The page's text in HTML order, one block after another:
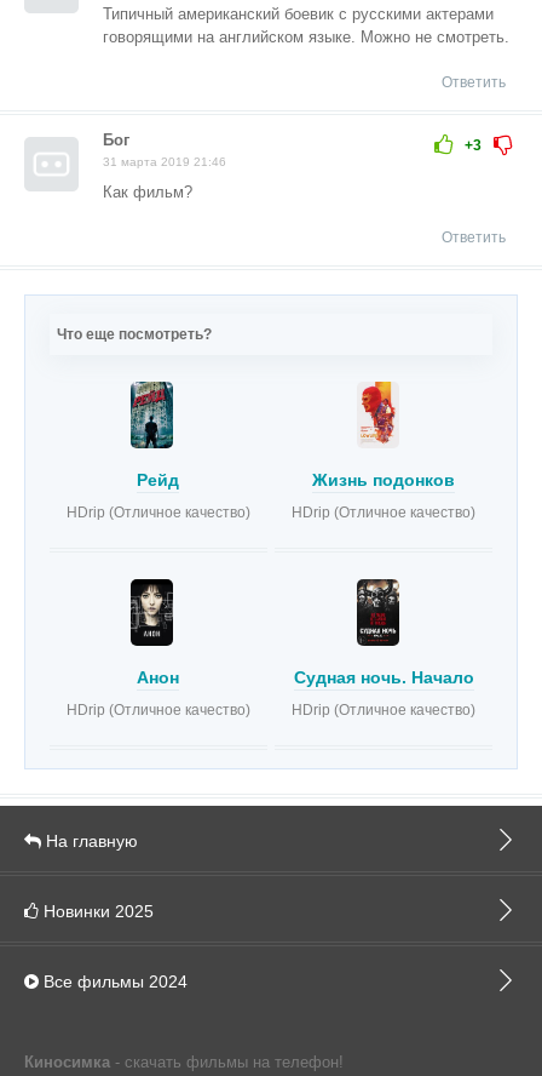
Типичный американский боевик с русскими актерами
говорящими на английском языке. Можно не смотреть.
Ответить
+3
Бог
31 марта 2019 21:46
Как фильм?
Ответить
Что еще посмотреть?
Рейд
HDrip (Отличное качество)
Жизнь подонков
HDrip (Отличное качество)
Анон
HDrip (Отличное качество)
Судная ночь. Начало
HDrip (Отличное качество)
На главную
Новинки 2025
Все фильмы 2024
Киносимка - скачать фильмы на телефон!